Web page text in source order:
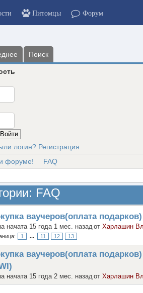
Питомцы Форум
Поиск
логин? Регистрация
форуме! FAQ
FAQ
ваучеров(оплата
начата 15 года 1 мес. назадот Харлашин
1 ... 11 12 13
ваучеров(оплата
начата 15 года 2 мес. назадот Харлашин